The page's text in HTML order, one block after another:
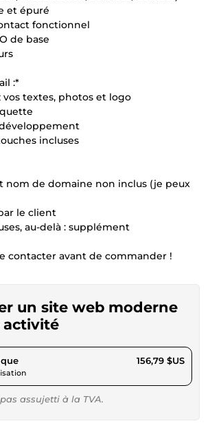
et épuré
fonctionnel
de base
:*
vos textes, photos et logo
incluses
nom de domaine non inclus (je peux
le client
au-delà : supplément
contacter avant de commander !
un site web moderne
activité
pour 144,50 $US 156,79 $US
assujetti à la TVA.